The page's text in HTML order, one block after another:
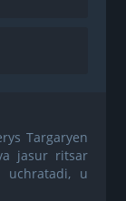
Targaryen
jasur ritsar
uchratadi, u